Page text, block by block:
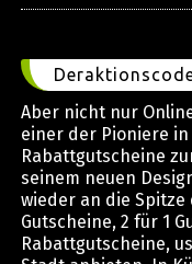
Aber nicht nur
einer der Pioniere
Rabattgutscheine
seinem neuen
wieder an die Spitze
Gutscheine, 2 für 1
Rabattgutscheine,